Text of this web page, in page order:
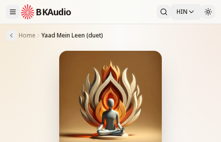
BKAudio HIN
Home Yaad Mein Leen (duet)